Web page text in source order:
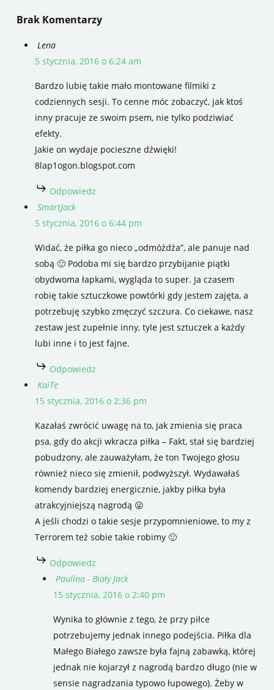
Brak Komentarzy
Lena
5 stycznia, 2016 o 6:24 am
Bardzo lubię takie mało montowane filmiki z
codziennych sesji. To cenne móc zobaczyć, jak ktoś
inny pracuje ze swoim psem, nie tylko podziwiać
efekty.
Jakie on wydaje pocieszne dźwięki!
8lap1ogon.blogspot.com
Odpowiedz
SmartJack
5 stycznia, 2016 o 6:44 pm
Widać, że piłka go nieco „odmóżdża”, ale panuje nad
sobą 🙂 Podoba mi się bardzo przybijanie piątki
obydwoma łapkami, wygląda to super. Ja czasem
robię takie sztuczkowe powtórki gdy jestem zajęta, a
potrzebuję szybko zmęczyć szczura. Co ciekawe, nasz
zestaw jest zupełnie inny, tyle jest sztuczek a każdy
lubi inne i to jest fajne.
Odpowiedz
KaiTe
15 stycznia, 2016 o 2:36 pm
Kazałaś zwrócić uwagę na to, jak zmienia się praca
psa, gdy do akcji wkracza piłka – Fakt, stał się bardziej
pobudzony, ale zauważyłam, że ton Twojego głosu
również nieco się zmienił, podwyższył. Wydawałaś
komendy bardziej energicznie, jakby piłka była
atrakcyjniejszą nagrodą 😛
A jeśli chodzi o takie sesje przypomnieniowe, to my z
Terrorem też sobie takie robimy 🙂
Odpowiedz
Paulina - Biały Jack
15 stycznia, 2016 o 2:40 pm
Wynika to głównie z tego, że przy piłce
potrzebujemy jednak innego podejścia. Piłka dla
Małego Białego zawsze była fajną zabawką, której
jednak nie kojarzył z nagrodą bardzo długo (nie w
sensie nagradzania typowo łupowego). Żeby w